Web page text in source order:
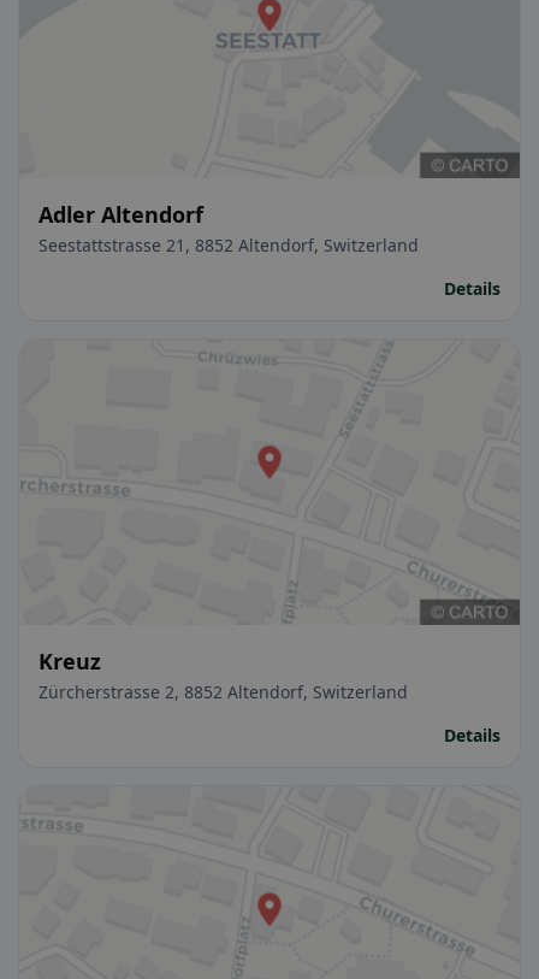
Adler Altendorf
Seestattstrasse 21, 8852 Altendorf, Switzerland
Details
Kreuz
Zürcherstrasse 2, 8852 Altendorf, Switzerland
Details